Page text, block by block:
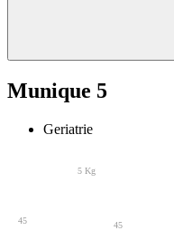
Munique 5
Geriatrie
45 45
5 Kg